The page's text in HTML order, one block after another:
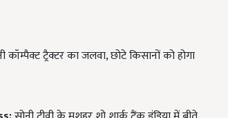
ट्रैक्टर का जलवा, छोटे किसानों को होगा